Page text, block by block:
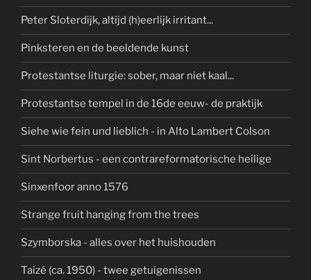
Peter Sloterdijk, altijd (h)eerlijk irritant...
Pinksteren en de beeldende kunst
Protestantse liturgie: sober, maar niet kaal...
Protestantse tempel in de 16de eeuw- de praktijk
Siehe wie fein und lieblich - in Alto Lambert Colson
Sint Norbertus - een contrareformatorische heilige
Sinxenfoor anno 1576
Strange fruit hanging from the trees
Szymborska - alles over het huishouden
Taizé (ca. 1950) - twee getuigenissen